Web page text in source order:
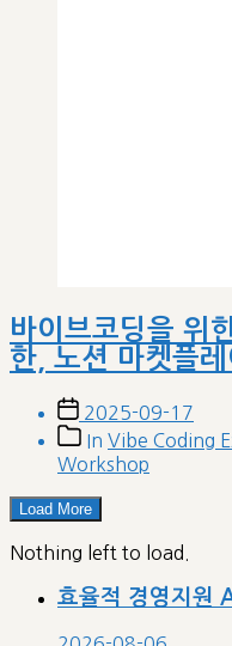
바이브코딩을 위
한, 노션 마켓플레
Post
date
2025-09-17
Post
categories
In Vibe Coding
Workshop
Load More
Nothing left to load.
효율적 경영지원